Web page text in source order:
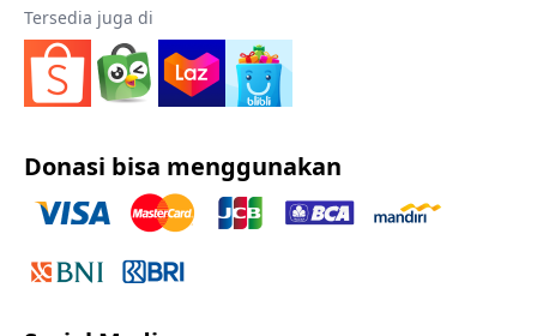
Tersedia juga di
Donasi bisa menggunakan